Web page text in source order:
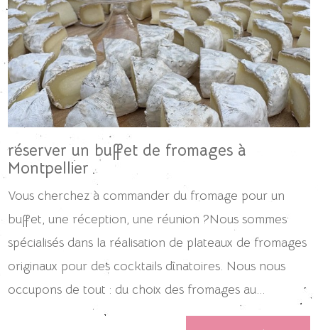
réserver un buffet de fromages à
Montpellier
Vous cherchez à commander du fromage pour un
buffet, une réception, une réunion ?Nous sommes
spécialisés dans la réalisation de plateaux de fromages
originaux pour des cocktails dînatoires. Nous nous
occupons de tout : du choix des fromages au...